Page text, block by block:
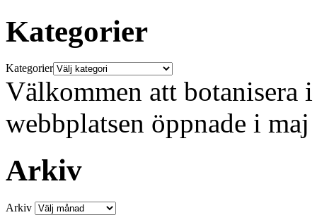
Kategorier
Kategorier
Välkommen att botanisera
webbplatsen öppnade i
Arkiv
Arkiv